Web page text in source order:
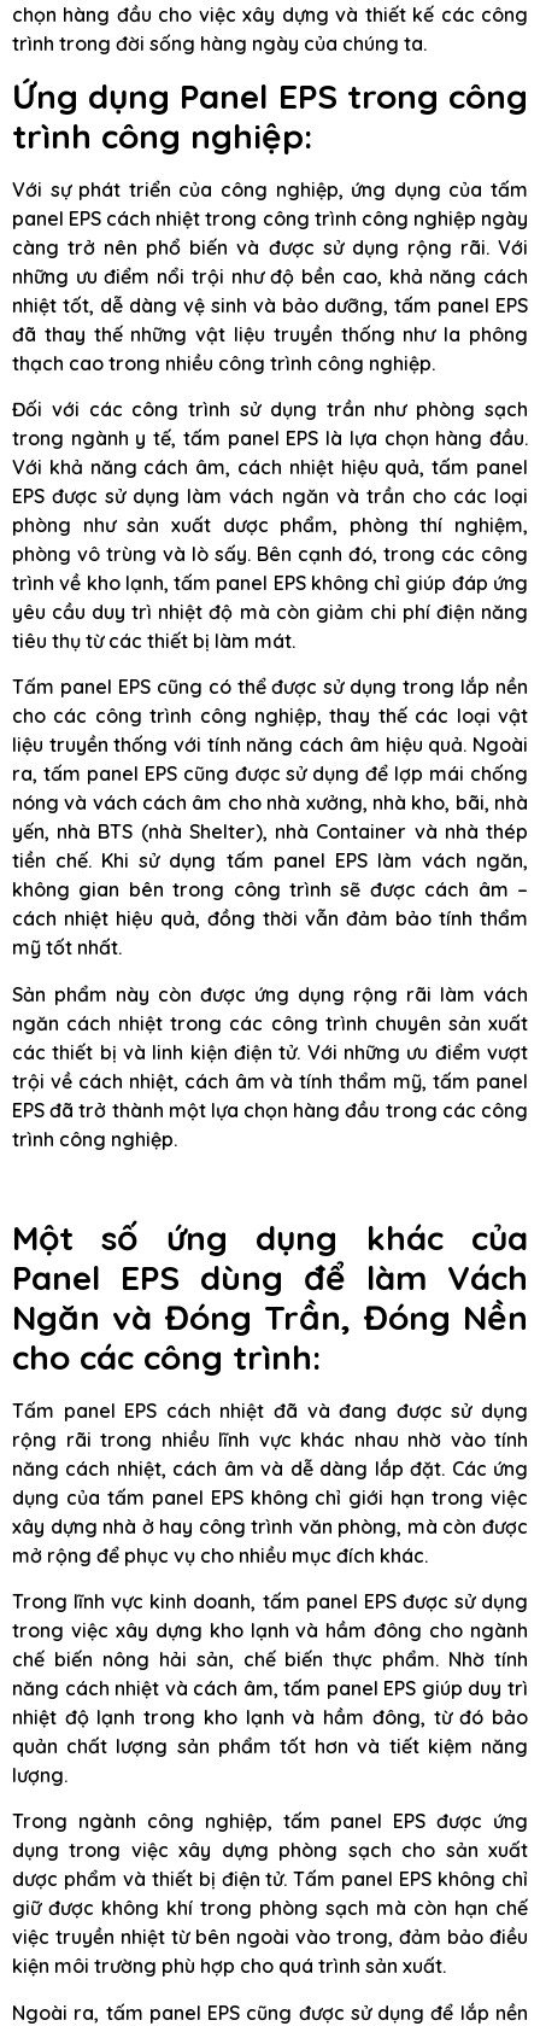
chọn hàng đầu cho việc xây dựng và thiết kế các công
trình trong đời sống hàng ngày của chúng ta.
Ứng dụng Panel EPS trong công
trình công nghiệp:
Với sự phát triển của công nghiệp, ứng dụng của tấm
panel EPS cách nhiệt trong công trình công nghiệp ngày
càng trở nên phổ biến và được sử dụng rộng rãi. Với
những ưu điểm nổi trội như độ bền cao, khả năng cách
nhiệt tốt, dễ dàng vệ sinh và bảo dưỡng, tấm panel EPS
đã thay thế những vật liệu truyền thống như la phông
thạch cao trong nhiều công trình công nghiệp.
Đối với các công trình sử dụng trần như phòng sạch
trong ngành y tế, tấm panel EPS là lựa chọn hàng đầu.
Với khả năng cách âm, cách nhiệt hiệu quả, tấm panel
EPS được sử dụng làm vách ngăn và trần cho các loại
phòng như sản xuất dược phẩm, phòng thí nghiệm,
phòng vô trùng và lò sấy. Bên cạnh đó, trong các công
trình về kho lạnh, tấm panel EPS không chỉ giúp đáp ứng
yêu cầu duy trì nhiệt độ mà còn giảm chi phí điện năng
tiêu thụ từ các thiết bị làm mát.
Tấm panel EPS cũng có thể được sử dụng trong lắp nền
cho các công trình công nghiệp, thay thế các loại vật
liệu truyền thống với tính năng cách âm hiệu quả. Ngoài
ra, tấm panel EPS cũng được sử dụng để lợp mái chống
nóng và vách cách âm cho nhà xưởng, nhà kho, bãi, nhà
yến, nhà BTS (nhà Shelter), nhà Container và nhà thép
tiền chế. Khi sử dụng tấm panel EPS làm vách ngăn,
không gian bên trong công trình sẽ được cách âm –
cách nhiệt hiệu quả, đồng thời vẫn đảm bảo tính thẩm
mỹ tốt nhất.
Sản phẩm này còn được ứng dụng rộng rãi làm vách
ngăn cách nhiệt trong các công trình chuyên sản xuất
các thiết bị và linh kiện điện tử. Với những ưu điểm vượt
trội về cách nhiệt, cách âm và tính thẩm mỹ, tấm panel
EPS đã trở thành một lựa chọn hàng đầu trong các công
trình công nghiệp.
Một số ứng dụng khác của
Panel EPS dùng để làm Vách
Ngăn và Đóng Trần, Đóng Nền
cho các công trình:
Tấm panel EPS cách nhiệt đã và đang được sử dụng
rộng rãi trong nhiều lĩnh vực khác nhau nhờ vào tính
năng cách nhiệt, cách âm và dễ dàng lắp đặt. Các ứng
dụng của tấm panel EPS không chỉ giới hạn trong việc
xây dựng nhà ở hay công trình văn phòng, mà còn được
mở rộng để phục vụ cho nhiều mục đích khác.
Trong lĩnh vực kinh doanh, tấm panel EPS được sử dụng
trong việc xây dựng kho lạnh và hầm đông cho ngành
chế biến nông hải sản, chế biến thực phẩm. Nhờ tính
năng cách nhiệt và cách âm, tấm panel EPS giúp duy trì
nhiệt độ lạnh trong kho lạnh và hầm đông, từ đó bảo
quản chất lượng sản phẩm tốt hơn và tiết kiệm năng
lượng.
Trong ngành công nghiệp, tấm panel EPS được ứng
dụng trong việc xây dựng phòng sạch cho sản xuất
dược phẩm và thiết bị điện tử. Tấm panel EPS không chỉ
giữ được không khí trong phòng sạch mà còn hạn chế
việc truyền nhiệt từ bên ngoài vào trong, đảm bảo điều
kiện môi trường phù hợp cho quá trình sản xuất.
Ngoài ra, tấm panel EPS cũng được sử dụng để lắp nền